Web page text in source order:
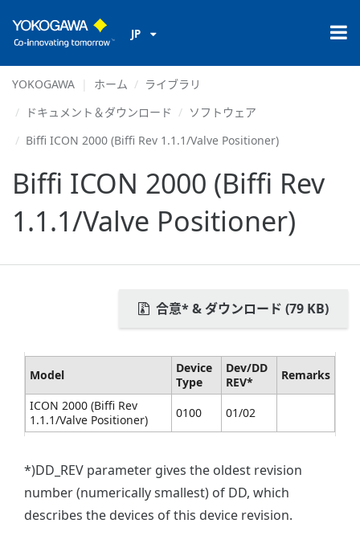
JP
YOKOGAWA ホーム
ライブラリ
ドキュメント＆ダウンロード
ソフトウェア
Biffi ICON 2000 (Biffi Rev 1.1.1/Valve Positioner)
Biffi ICON 2000 (Biffi Rev
1.1.1/Valve Positioner)
合意* & ダウンロード (79 KB)
Model
Device
Type
Dev/DD
REV*
Remarks
ICON 2000 (Biffi Rev
1.1.1/Valve Positioner)
0100 01/02
*)DD_REV parameter gives the oldest revision
number (numerically smallest) of DD, which
describes the devices of this device revision.